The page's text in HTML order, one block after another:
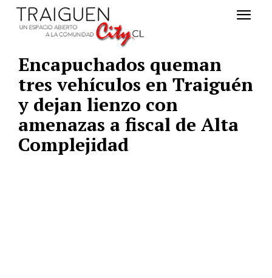
Encapuchados queman
tres vehículos en Traiguén
y dejan lienzo con
amenazas a fiscal de Alta
Complejidad